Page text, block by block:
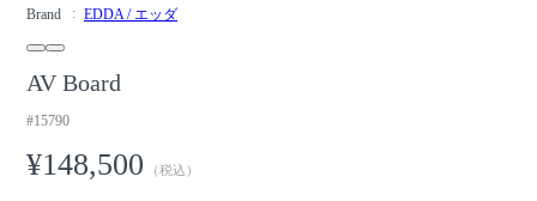
Brand EDDA / エッダ
AV Board
#15790
¥148,500 （税込）